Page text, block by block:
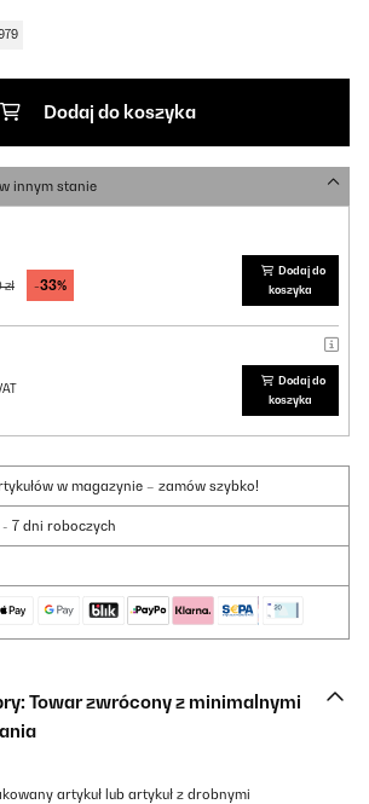
Dodaj do koszyka
innym stanie
-33%
Dodaj do
koszyka
Dodaj do
koszyka
w magazynie – zamów szybko!
7 dni roboczych
Towar zwrócony z minimalnymi
artykuł lub artykuł z drobnymi